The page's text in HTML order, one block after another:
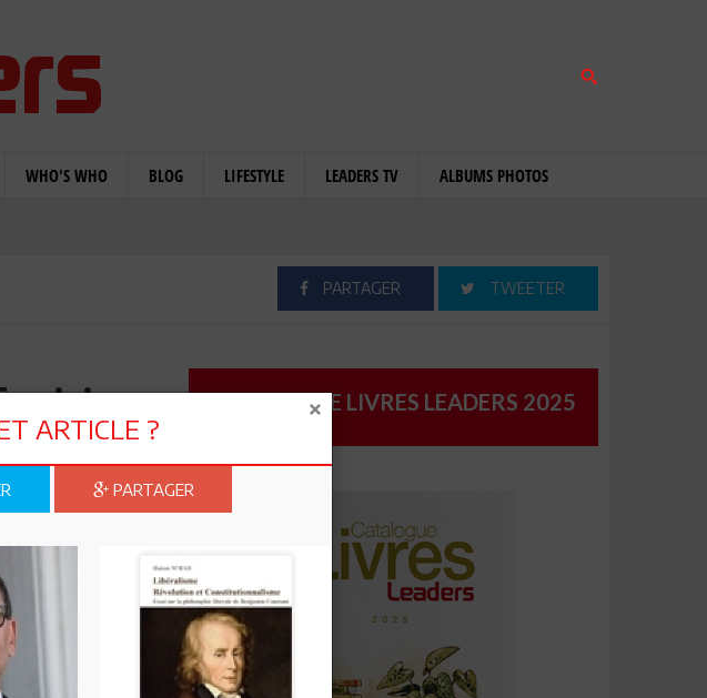
WHO'S WHO BLOG LIFESTYLE LEADERS TV ALBUMS PHOTOS
PARTAGER TWEETER
CATALOGUE LIVRES LEADERS 2025
ARTICLE ?
PARTAGER